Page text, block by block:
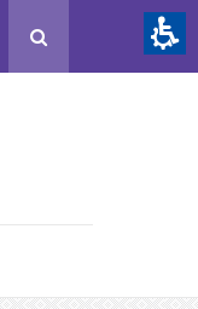
The
beginning